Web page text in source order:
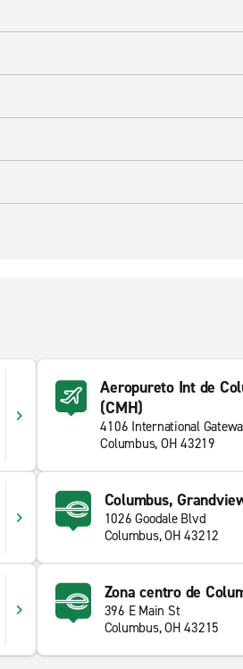
Aeropureto Int de
(CMH)
4106 International
Columbus, OH 43219
Columbus,
1026 Goodale Blvd
Columbus, OH 43212
Zona centro de
396 E Main St
Columbus, OH 43215